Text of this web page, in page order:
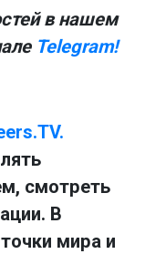
в нашем
Telegram!
смотреть
В
мира и